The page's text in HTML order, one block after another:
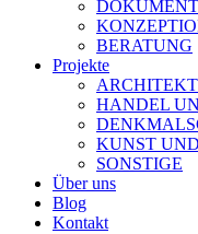
BERATUNG
Projekte
HANDEL
KUNST
SONSTIGE
Über uns
Blog
Kontakt